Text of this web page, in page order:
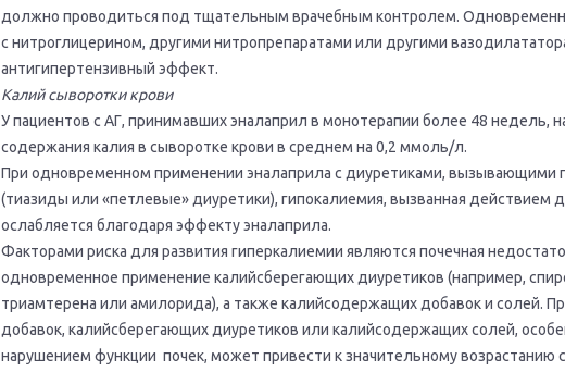
должно проводиться под тщательным врачебным контролем.
с нитроглицерином, другими нитропрепаратами или другими
антигипертензивный эффект.
Калий сыворотки крови
У пациентов с АГ, принимавших эналаприл в монотерапии более 48 недель,
содержания калия в сыворотке крови в среднем на 0,2 ммоль/л.
При одновременном применении эналаприла с диуретиками, вызывающими
(тиазиды или «петлевые» диуретики), гипокалиемия, вызванная действием
ослабляется благодаря эффекту эналаприла.
Факторами риска для развития гиперкалиемии являются почечная
одновременное применение калийсберегающих диуретиков (например,
триамтерена или амилорида), а также калийсодержащих добавок и солей.
добавок, калийсберегающих диуретиков или калийсодержащих солей,
нарушением функции почек, может привести к значительному возрастанию